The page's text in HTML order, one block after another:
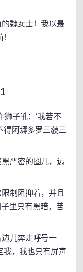
魏女士！我以最
子吼：‘我若不
得阿耨多罗三藐三
严密的圈儿，远
制阻抑着，并且
里只有黑暗，苦
儿奔走呼号一
我，我也只有屏声